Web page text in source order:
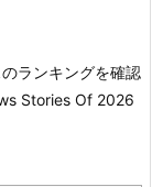
ランキングを確認
Stories Of 2026